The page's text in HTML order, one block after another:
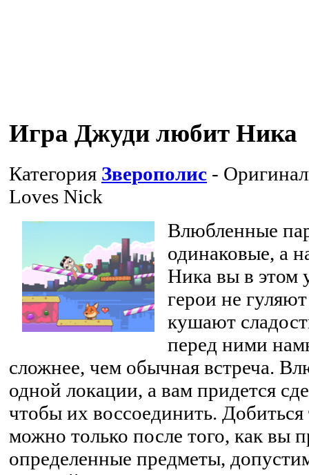
Игра Джуди любит Ника
Категория Зверополис -
Loves Nick
Влюбленные
одинаковые, а
Ника вы в этом
герои не
кушают
перед ними
сложнее, чем обычная встреча.
одной локации, а вам придется
чтобы их воссоединить. Добиться
можно только после того, как вы
определенные предметы,